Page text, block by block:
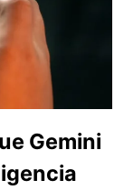
Gemini